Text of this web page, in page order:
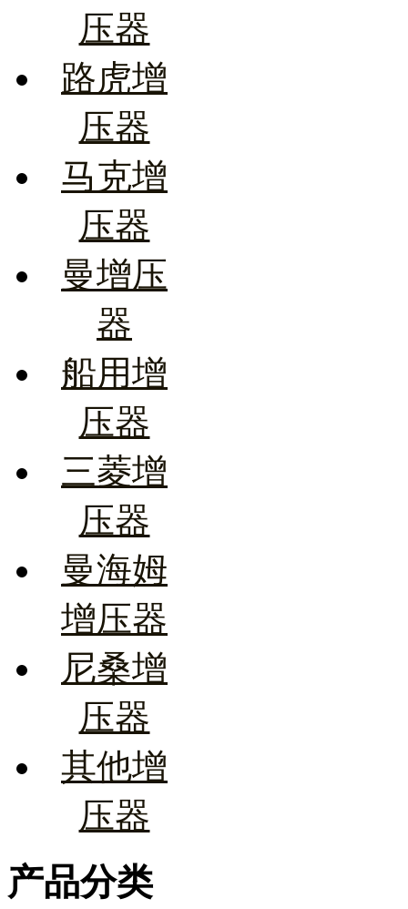
压器
路虎增
压器
马克增
压器
曼增压
器
船用增
压器
三菱增
压器
曼海姆
增压器
尼桑增
压器
其他增
压器
产品分类